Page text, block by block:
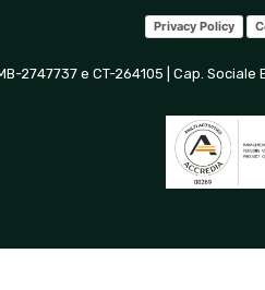
Privacy Policy
2747737 e CT-264105 | Cap.